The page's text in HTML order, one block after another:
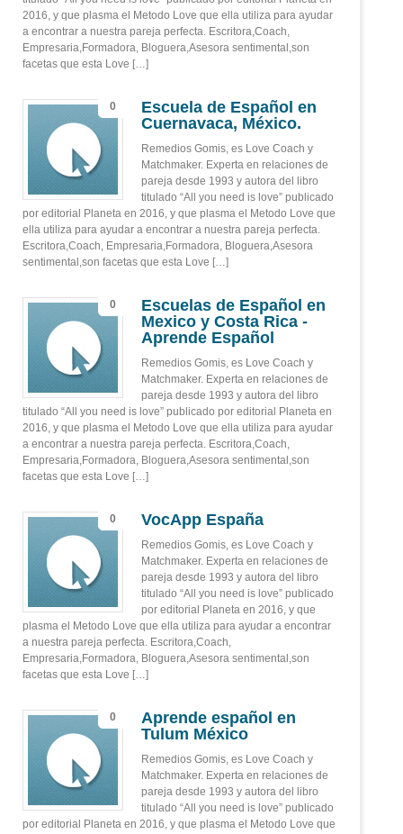
2016, y que plasma el Metodo Love que ella utiliza para ayudar
a encontrar a nuestra pareja perfecta. Escritora,Coach,
Empresaria,Formadora, Bloguera,Asesora sentimental,son
facetas que esta Love […]
0
Escuela de Español en
Cuernavaca, México.
Remedios Gomis, es Love Coach y
Matchmaker. Experta en relaciones de
pareja desde 1993 y autora del libro
titulado “All you need is love” publicado
por editorial Planeta en 2016, y que plasma el Metodo Love que
ella utiliza para ayudar a encontrar a nuestra pareja perfecta.
Escritora,Coach, Empresaria,Formadora, Bloguera,Asesora
sentimental,son facetas que esta Love […]
0
Escuelas de Español en
Mexico y Costa Rica -
Aprende Español
Remedios Gomis, es Love Coach y
Matchmaker. Experta en relaciones de
pareja desde 1993 y autora del libro
titulado “All you need is love” publicado por editorial Planeta en
2016, y que plasma el Metodo Love que ella utiliza para ayudar
a encontrar a nuestra pareja perfecta. Escritora,Coach,
Empresaria,Formadora, Bloguera,Asesora sentimental,son
facetas que esta Love […]
0 VocApp España
Remedios Gomis, es Love Coach y
Matchmaker. Experta en relaciones de
pareja desde 1993 y autora del libro
titulado “All you need is love” publicado
por editorial Planeta en 2016, y que
plasma el Metodo Love que ella utiliza para ayudar a encontrar
a nuestra pareja perfecta. Escritora,Coach,
Empresaria,Formadora, Bloguera,Asesora sentimental,son
facetas que esta Love […]
0
Aprende español en
Tulum México
Remedios Gomis, es Love Coach y
Matchmaker. Experta en relaciones de
pareja desde 1993 y autora del libro
titulado “All you need is love” publicado
por editorial Planeta en 2016, y que plasma el Metodo Love que